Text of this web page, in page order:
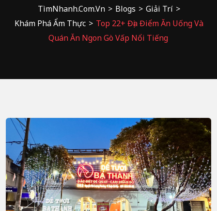
TìmNhanh.Com.Vn > Blogs > Giải Trí >
Khám Phá Ẩm Thực > Top 22+ Địa Điểm Ăn Uống Và
Quán Ăn Ngon Gò Vấp Nổi Tiếng